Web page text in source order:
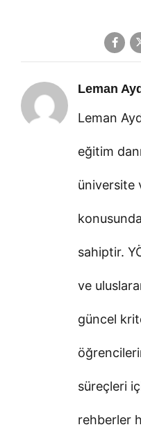
Leman
Leman
eğitim
üniversite
sahiptir.
ve
güncel
süreçleri
rehberler